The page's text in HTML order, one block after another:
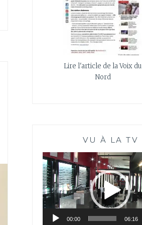
Lire l'article de la Voix du
Nord
VU À LA TV
Lecteur
vidéo
00:00 06:16